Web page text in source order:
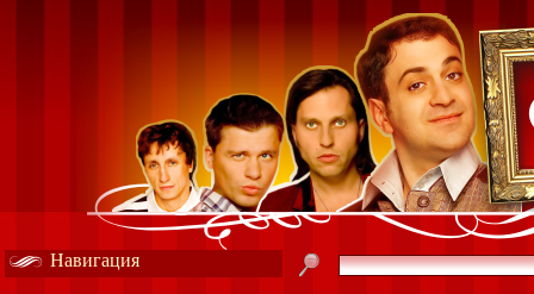
Навигация